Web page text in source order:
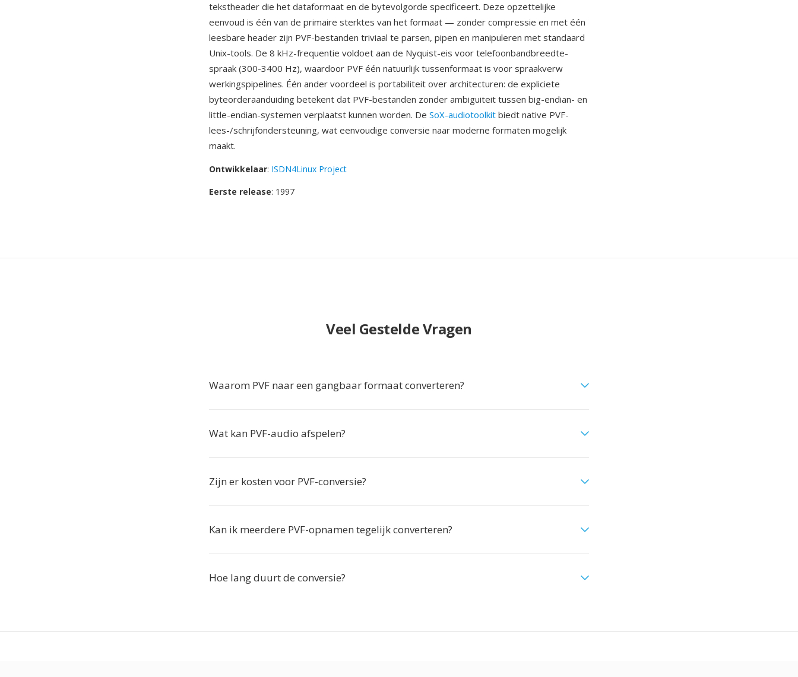
tekstheader die het dataformaat en de bytevolgorde specificeert. Deze opzettelijke
eenvoud is één van de primaire sterktes van het formaat — zonder compressie en met één
leesbare header zijn PVF-bestanden triviaal te parsen, pipen en manipuleren met standaard
Unix-tools. De 8 kHz-frequentie voldoet aan de Nyquist-eis voor telefoonbandbreedte-
spraak (300-3400 Hz), waardoor PVF één natuurlijk tussenformaat is voor spraakverw
werkingspipelines. Één ander voordeel is portabiliteit over architecturen: de expliciete
byteorderaanduiding betekent dat PVF-bestanden zonder ambiguiteit tussen big-endian- en
little-endian-systemen verplaatst kunnen worden. De SoX-audiotoolkit biedt native PVF-
lees-/schrijfondersteuning, wat eenvoudige conversie naar moderne formaten mogelijk
maakt.
Ontwikkelaar: ISDN4Linux Project
Eerste release: 1997
Veel Gestelde Vragen
Waarom PVF naar een gangbaar formaat converteren?
Wat kan PVF-audio afspelen?
Zijn er kosten voor PVF-conversie?
Kan ik meerdere PVF-opnamen tegelijk converteren?
Hoe lang duurt de conversie?